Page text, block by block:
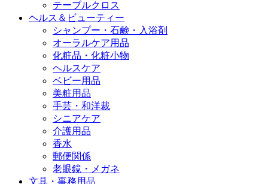
テーブルクロス
ヘルス＆ビューティー
シャンプー・石鹸・入浴剤
オーラルケア用品
化粧品・化粧小物
ヘルスケア
ベビー用品
美粧用品
手芸・和洋裁
シニアケア
介護用品
香水
郵便関係
老眼鏡・メガネ
文具・事務用品